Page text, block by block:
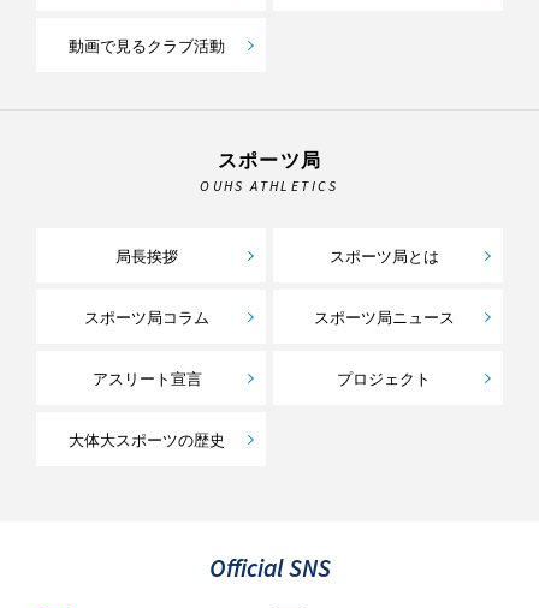
動画で見るクラブ活動
スポーツ局
OUHS ATHLETICS
局長挨拶 スポーツ局とは
スポーツ局コラム スポーツ局ニュース
アスリート宣言 プロジェクト
大体大スポーツの歴史
Official SNS